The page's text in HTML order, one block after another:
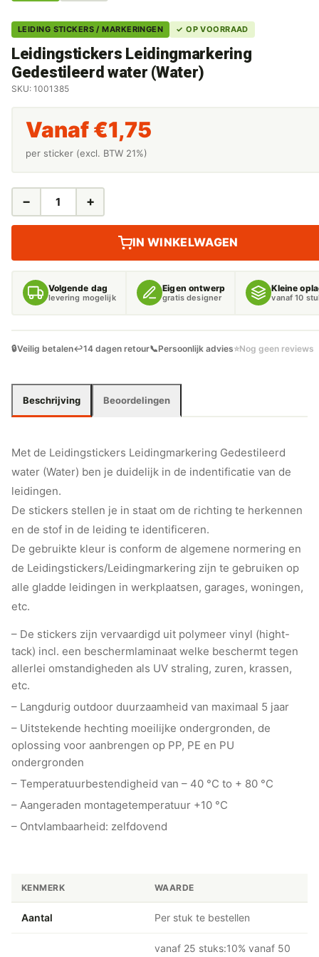
LEIDING STICKERS / MARKERINGEN ✓ OP VOORRAAD
Leidingstickers Leidingmarkering
Gedestileerd water (Water)
SKU: 1001385
Vanaf €1,75
per sticker (excl. BTW 21%)
LEIDINGSTICKERS
AANTAL
− +
IN WINKELWAGEN
Volgende dag
levering mogelijk
Eigen ontwerp
gratis designer
Kleine
vanaf 10
🔒Veilig betalen↩️14 dagen retour📞Persoonlijk advies⭐Nog geen reviews
Beschrijving Beoordelingen
Met de Leidingstickers Leidingmarkering Gedestileerd
water (Water) ben je duidelijk in de indentificatie van de
leidingen.
De stickers stellen je in staat om de richting te herkennen
en de stof in de leiding te identificeren.
De gebruikte kleur is conform de algemene normering en
de Leidingstickers/Leidingmarkering zijn te gebruiken op
alle gladde leidingen in werkplaatsen, garages, woningen,
etc.
– De stickers zijn vervaardigd uit polymeer vinyl (hight-
tack) incl. een beschermlaminaat welke beschermt tegen
allerlei omstandigheden als UV straling, zuren, krassen,
etc.
– Langdurig outdoor duurzaamheid van maximaal 5 jaar
– Uitstekende hechting moeilijke ondergronden, de
oplossing voor aanbrengen op PP, PE en PU
ondergronden
– Temperatuurbestendigheid van – 40 °C to + 80 °C
– Aangeraden montagetemperatuur +10 °C
– Ontvlambaarheid: zelfdovend
KENMERK WAARDE
Aantal Per stuk te bestellen
vanaf 25 stuks:10% vanaf 50